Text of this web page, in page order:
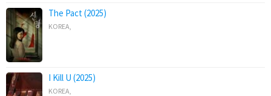
The Pact (2025)
KOREA
I Kill U (2025)
KOREA